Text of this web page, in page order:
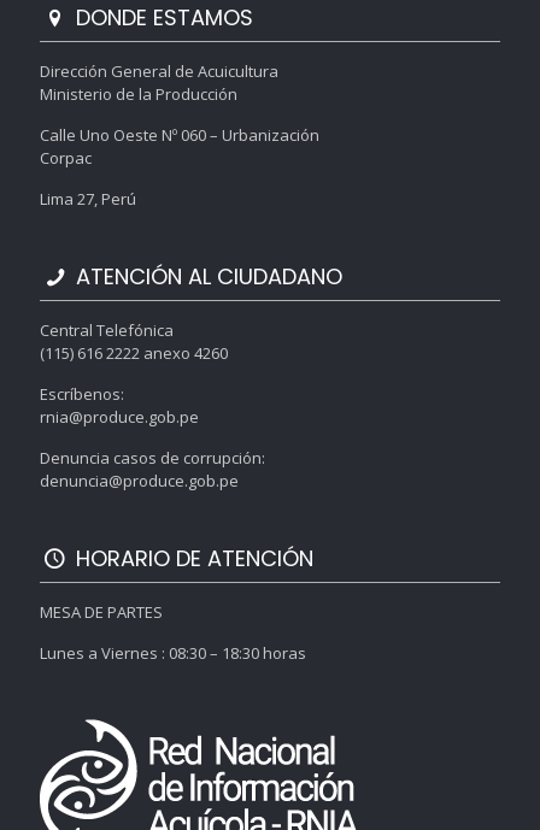
DONDE ESTAMOS
Dirección General de Acuicultura
Ministerio de la Producción
Calle Uno Oeste Nº 060 – Urbanización
Corpac
Lima 27, Perú
ATENCIÓN AL CIUDADANO
Central Telefónica
(115) 616 2222 anexo 4260
Escríbenos:
rnia@produce.gob.pe
Denuncia casos de corrupción:
denuncia@produce.gob.pe
HORARIO DE ATENCIÓN
MESA DE PARTES
Lunes a Viernes : 08:30 – 18:30 horas